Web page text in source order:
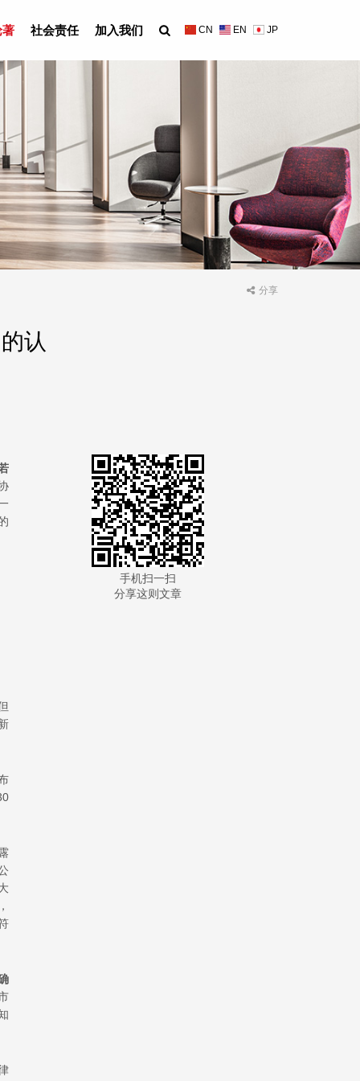
著 社会责任 加入我们 CN EN JP
分享
认
手机扫一扫
分享这则文章